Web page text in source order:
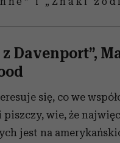
z Davenport”,
się, co we
wie, że
jest na